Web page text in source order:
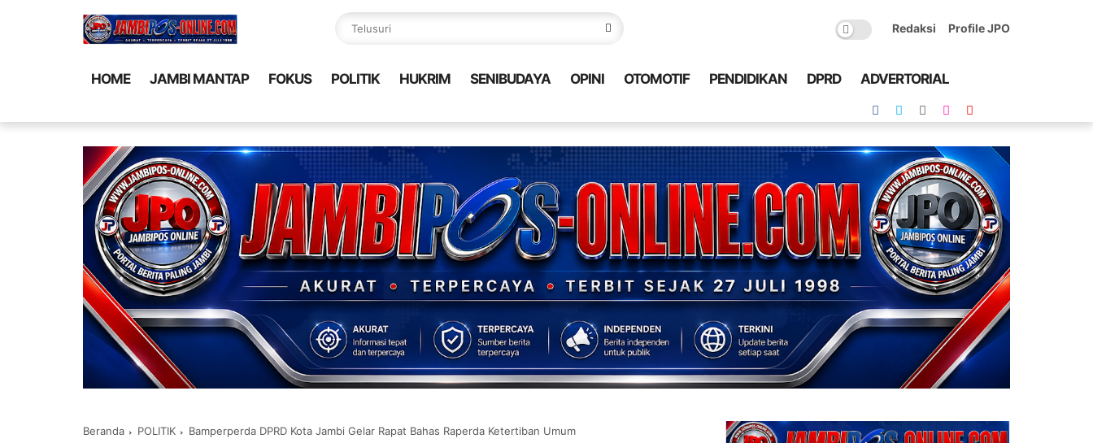
Redaksi Profile JPO
HOME JAMBI MANTAP FOKUS POLITIK HUKRIM SENIBUDAYA OPINI OTOMOTIF PENDIDIKAN DPRD ADVERTORIAL
Beranda POLITIK Bamperperda DPRD Kota Jambi Gelar Rapat Bahas Raperda Ketertiban Umum